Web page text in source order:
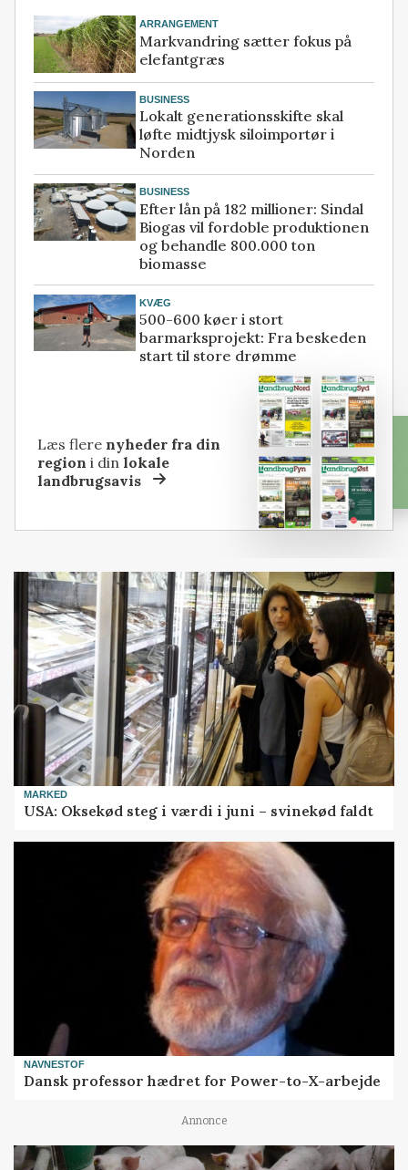
ARRANGEMENT
Markvandring sætter fokus på
elefantgræs
BUSINESS
Lokalt generationsskifte skal
løfte midtjysk siloimportør i
Norden
BUSINESS
Efter lån på 182 millioner: Sindal
Biogas vil fordoble produktionen
og behandle 800.000 ton
biomasse
KVÆG
500-600 køer i stort
barmarksprojekt: Fra beskeden
start til store drømme
Læs flere nyheder fra din
region i dinlokale
landbrugsavis
MARKED
USA: Oksekød steg i værdi i juni – svinekød faldt
NAVNESTOF
Dansk professor hædret for Power-to-X-arbejde
Annonce